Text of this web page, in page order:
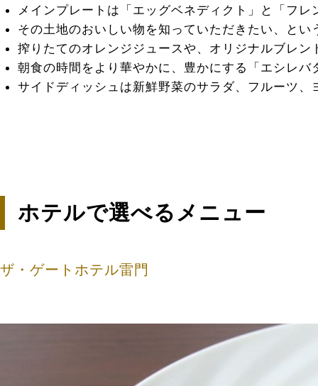
メインプレートは「エッグベネディクト」と「フ
その土地のおいしい物を知っていただきたい、と
搾りたてのオレンジジュースや、オリジナルブレ
朝食の時間をより華やかに、豊かにする「エシレバ
サイドディッシュは新鮮野菜のサラダ、フルーツ
ホテルで選べるメニュー
ザ・ゲートホテル雷門